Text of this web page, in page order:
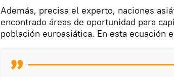
Además, precisa el experto, naciones
encontrado áreas de oportunidad para
población euroasiática. En esta ecuación